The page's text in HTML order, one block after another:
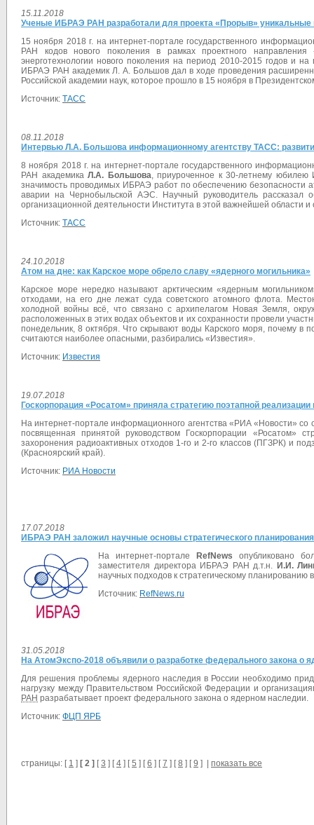
15.11.2018
Ученые ИБРАЭ РАН разработали для проекта «Прорыв»
15 ноября 2018 г. на интернет-портале государственного
РАН кодов нового поколения в рамках проектного
энерготехнологии нового поколения на период 2010-2015 годов и
ИБРАЭ РАН академик Л. А. Большов дал в ходе проведения
Российской академии наук, которое прошло в 15 ноября в
Источник: ТАСС
08.11.2018
Интервью Л.А. Большова информационному агентству ТАСС:
8 ноября 2018 г. на интернет-портале государственного
РАН академика Л.А. Большова, приуроченное к 30-летнему юбилею
значимость проводимых ИБРАЭ работ по обеспечению безопасности
аварии на Чернобыльской АЭС. Научный руководитель рассказал
организационной деятельности Института в этой важнейшей области и
Источник: ТАСС
24.10.2018
Атом на дне: как Карское море обрело славу «ядерного могильника»
Карское море нередко называют арктическим «ядерным
отходами, на его дне лежат суда советского атомного флота.
холодной войны всё, что связано с архипелагом Новая Земля,
расположенных в этих водах объектов и их сохранности провели
понедельник, 8 октября. Что скрывают воды Карского моря, почему в
считаются наиболее опасными, разбирались «Известия».
Источник: Известия
19.07.2018
Госкорпорация «Росатом» приняла стратегию поэтапной
На интернет-портале информационного агентства «РИА «Новости» со
посвященная принятой руководством Госкорпорации «Росатом»
захоронения радиоактивных отходов 1-го и 2-го классов (ПГЗРК) и
(Красноярский край).
Источник: РИА Новости
17.07.2018
ИБРАЭ РАН заложил научные основы стратегического
На интернет-портале
RefNews опубликовано
заместителя директора ИБРАЭ РАН д.т.н. И.И.
научных подходов к стратегическому
Источник: RefNews.ru
31.05.2018
На АтомЭкспо-2018 объявили о разработке федерального закона о
Для решения проблемы ядерного наследия в России необходимо
нагрузку между Правительством Российской Федерации и
РАН разрабатывает проект федерального закона о ядерном наследии.
Источник: ФЦП ЯРБ
страницы: [ 1 ] [ 2 ] [3 ] [4 ] [5 ] [6 ] [7 ] [8 ] [9 ] | показать все